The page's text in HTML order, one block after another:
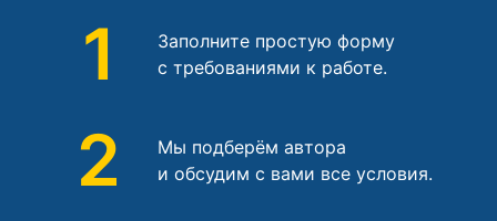
1
Заполните простую форму
с требованиями к работе.
2
Мы подберём автора
и обсудим с вами все условия.